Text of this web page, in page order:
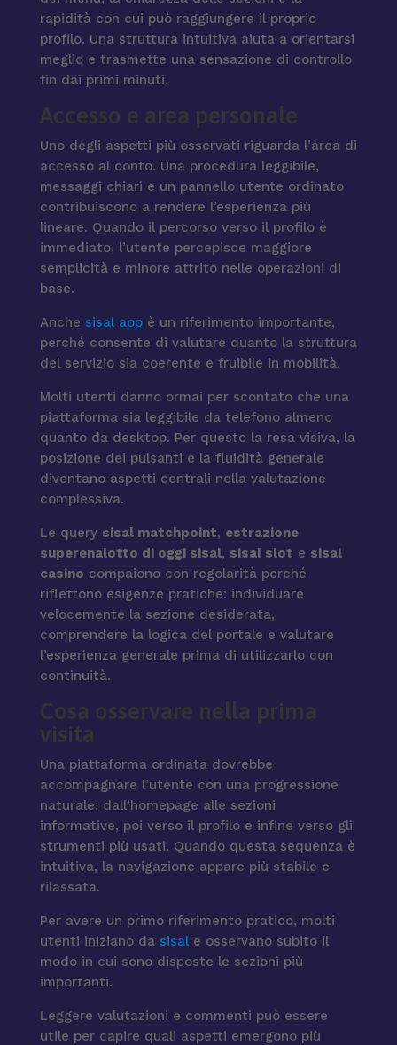
rapidità con cui può raggiungere il proprio
profilo. Una struttura intuitiva aiuta a orientarsi
meglio e trasmette una sensazione di controllo
fin dai primi minuti.
Accesso e area personale
Uno degli aspetti più osservati riguarda l’area di
accesso al conto. Una procedura leggibile,
messaggi chiari e un pannello utente ordinato
contribuiscono a rendere l’esperienza più
lineare. Quando il percorso verso il profilo è
immediato, l’utente percepisce maggiore
semplicità e minore attrito nelle operazioni di
base.
Anche sisal appè un riferimento importante,
perché consente di valutare quanto la struttura
del servizio sia coerente e fruibile in mobilità.
Molti utenti danno ormai per scontato che una
piattaforma sia leggibile da telefono almeno
quanto da desktop. Per questo la resa visiva, la
posizione dei pulsanti e la fluidità generale
diventano aspetti centrali nella valutazione
complessiva.
Le query sisal matchpoint, estrazione
superenalotto di oggi sisal, sisal slot e sisal
casino compaiono con regolarità perché
riflettono esigenze pratiche: individuare
velocemente la sezione desiderata,
comprendere la logica del portale e valutare
l’esperienza generale prima di utilizzarlo con
continuità.
Cosa osservare nella prima
visita
Una piattaforma ordinata dovrebbe
accompagnare l’utente con una progressione
naturale: dall’homepage alle sezioni
informative, poi verso il profilo e infine verso gli
strumenti più usati. Quando questa sequenza è
intuitiva, la navigazione appare più stabile e
rilassata.
Per avere un primo riferimento pratico, molti
utenti iniziano da sisale osservano subito il
modo in cui sono disposte le sezioni più
importanti.
Leggere valutazioni e commenti può essere
utile per capire quali aspetti emergono più